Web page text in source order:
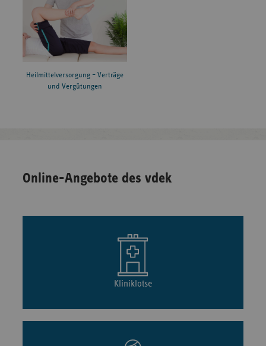
Heilmittelversorgung – Verträge
und Vergütungen
Online-Angebote des vdek
Kliniklotse